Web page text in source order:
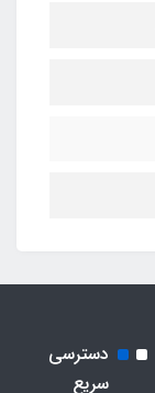
دسترسی
سریع